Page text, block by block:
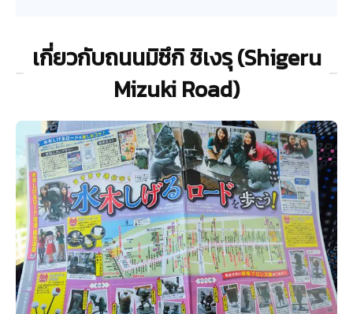
เกี่ยวกับถนนมิซึกิ ชิเงรุ (Shigeru
Mizuki Road)